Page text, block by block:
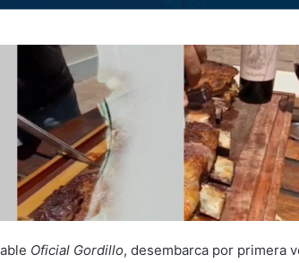
Oficial Gordillo, desembarca por primera